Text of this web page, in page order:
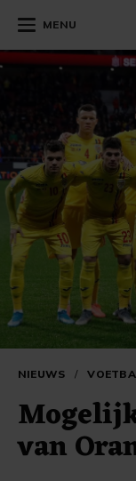
MENU
NIEUWS /
van